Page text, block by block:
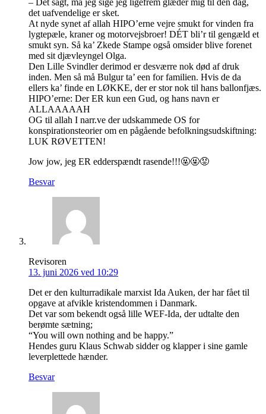
– Dét sagt, må jeg sige jeg ligefrem glæder mig til dén dag,
det uafvendelige er sket.
At nyde synet af allah HIPO’erne vejre smukt for vinden fra
lygtepæle, kraner og motorvejsbroer! DÉT bli’r til gengæld et
smukt syn. Så ka’ Zkede Stampe også omsider blive forenet
med sit djævleyngel Olga.
Den Lille Svindler derimod er desværre nok død af druk
inden. Men så må Bulgur ta’ een for familien. Hvis de da
ellers ka’ finde en LØKKE, der er stor nok til hans ballonfjæs.
HIPO’erne: Der ER kun een Gud, og hans navn er
ALLAAAAAH
OG til allah I narr.ve der udskammede OS for
konspirationsteorier om en pågående befolkningsudskiftning:
LUK RØVETTEN!
Jow jow, jeg ER edderspændt rasende!!!🤬🤬😡
Besvar
Revisoren
13. juni 2026 ved 10:29
Det er den kulturradikale marxist Ida Auken, der har fået til
opgave at afvikle kristendommen i Danmark.
Det var som bekendt også lille WEF-Ida, der udtalte den
berømte sætning;
“You will own nothing and be happy.”
Hendes guru Klaus Schwab sidder og klapper i sine gamle
leverplettede hænder.
Besvar